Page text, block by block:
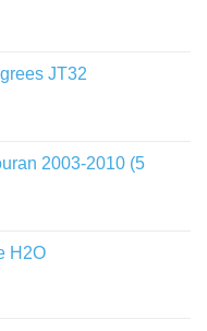
JT32
2003-2010 (5
H2O